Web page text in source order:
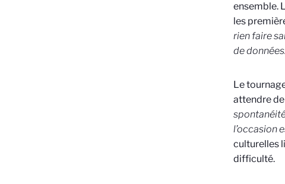
ensemble.
les
rien faire
de
Le
attendre
l’occasion
culturelles
difficulté.